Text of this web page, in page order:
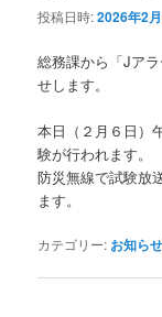
投稿日時:2026年2
総務課から「Jア
せします。
本日（２月６日）
験が行われます。
防災無線で試験放
ます。
カテゴリー: お知ら